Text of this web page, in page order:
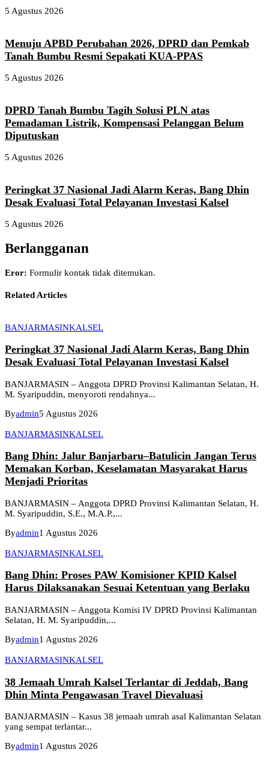
5 Agustus 2026
Menuju APBD Perubahan 2026, DPRD dan Pemkab
Tanah Bumbu Resmi Sepakati KUA-PPAS
5 Agustus 2026
DPRD Tanah Bumbu Tagih Solusi PLN atas
Pemadaman Listrik, Kompensasi Pelanggan Belum
Diputuskan
5 Agustus 2026
Peringkat 37 Nasional Jadi Alarm Keras, Bang Dhin
Desak Evaluasi Total Pelayanan Investasi Kalsel
5 Agustus 2026
Berlangganan
Eror: Formulir kontak tidak ditemukan.
Related Articles
BANJARMASINKALSEL
Peringkat 37 Nasional Jadi Alarm Keras, Bang Dhin
Desak Evaluasi Total Pelayanan Investasi Kalsel
BANJARMASIN – Anggota DPRD Provinsi Kalimantan Selatan, H.
M. Syaripuddin, menyoroti rendahnya...
Byadmin5 Agustus 2026
BANJARMASINKALSEL
Bang Dhin: Jalur Banjarbaru–Batulicin Jangan Terus
Memakan Korban, Keselamatan Masyarakat Harus
Menjadi Prioritas
BANJARMASIN – Anggota DPRD Provinsi Kalimantan Selatan, H.
M. Syaripuddin, S.E., M.A.P.,...
Byadmin1 Agustus 2026
BANJARMASINKALSEL
Bang Dhin: Proses PAW Komisioner KPID Kalsel
Harus Dilaksanakan Sesuai Ketentuan yang Berlaku
BANJARMASIN – Anggota Komisi IV DPRD Provinsi Kalimantan
Selatan, H. M. Syaripuddin,...
Byadmin1 Agustus 2026
BANJARMASINKALSEL
38 Jemaah Umrah Kalsel Terlantar di Jeddah, Bang
Dhin Minta Pengawasan Travel Dievaluasi
BANJARMASIN – Kasus 38 jemaah umrah asal Kalimantan Selatan
yang sempat terlantar...
Byadmin1 Agustus 2026